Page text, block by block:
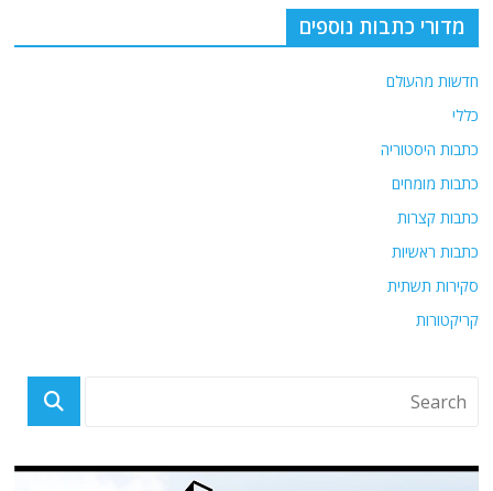
מדורי כתבות נוספים
חדשות מהעולם
כללי
כתבות היסטוריה
כתבות מומחים
כתבות קצרות
כתבות ראשיות
סקירות תשתית
קריקטורות